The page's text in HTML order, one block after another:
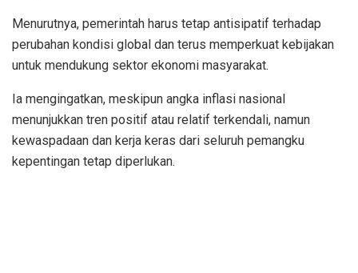
Menurutnya, pemerintah harus tetap antisipatif terhadap
perubahan kondisi global dan terus memperkuat kebijakan
untuk mendukung sektor ekonomi masyarakat.
Ia mengingatkan, meskipun angka inflasi nasional
menunjukkan tren positif atau relatif terkendali, namun
kewaspadaan dan kerja keras dari seluruh pemangku
kepentingan tetap diperlukan.